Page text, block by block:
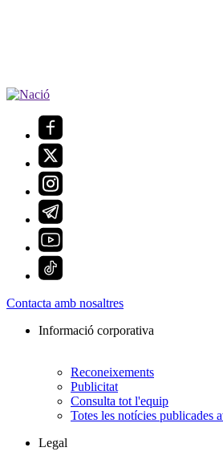
Contacta amb nosaltres
Informació corporativa
Reconeixements
Publicitat
Consulta tot l'equip
Totes les notícies publicades
Legal